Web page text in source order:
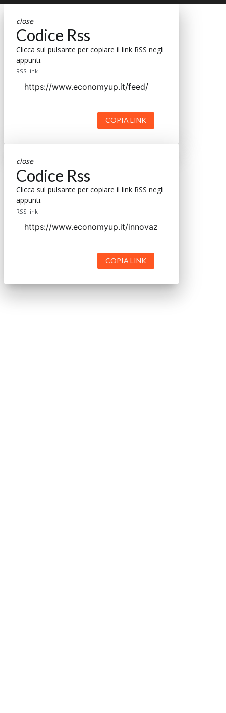
close
Codice Rss
Clicca sul pulsante per copiare il link RSS negli
appunti.
RSS link
COPIA LINK
close
Codice Rss
Clicca sul pulsante per copiare il link RSS negli
appunti.
RSS link
COPIA LINK